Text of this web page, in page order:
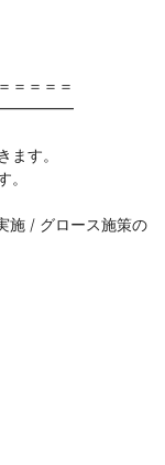
＝＝＝＝
ます。
。
施 / グロース施策の